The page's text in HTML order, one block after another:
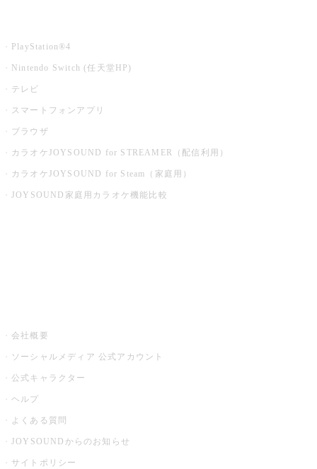
PlayStation®4
Nintendo Switch (任天堂HP)
テレビ
スマートフォンアプリ
ブラウザ
カラオケJOYSOUND for STREAMER（配信利用）
カラオケJOYSOUND for Steam（家庭用）
JOYSOUND家庭用カラオケ機能比較
会社概要
ソーシャルメディア 公式アカウント
公式キャラクター
ヘルプ
よくある質問
JOYSOUNDからのお知らせ
サイトポリシー